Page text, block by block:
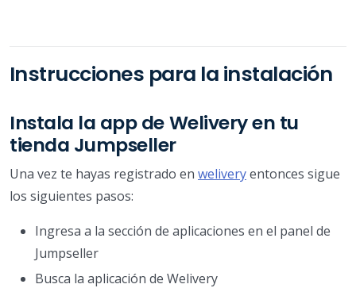
Instrucciones para la instalación
Instala la app de Welivery en tu
tienda Jumpseller
Una vez te hayas registrado en weliveryentonces sigue
los siguientes pasos:
Ingresa a la sección de aplicaciones en el panel de
Jumpseller
Busca la aplicación de Welivery